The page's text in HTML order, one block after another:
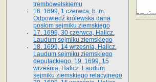
trembowelskiemu
16. 1699, 1 czerwca, b. m.
Odpowiedź królewska dana
posłom sejmiku ziemskiego
17. 1699, 30 czerwca, Halicz.
Laudum sejmiku ziemskiego
18. 1699, 14 września, Halicz.
Laudum sejmiku ziemskiego
deputackiego. 19. 1699, 15
września, Halicz. Laudum
sejmiku ziemskiego relacyjnego